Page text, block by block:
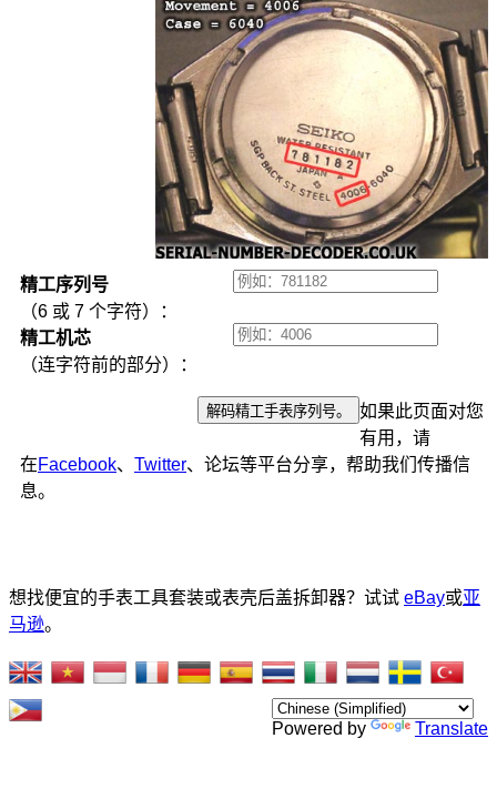
精工序列号
（6 或 7 个字符）：
精工机芯
（连字符前的部分）：
如果此页面对您
有用，请
在Facebook、 Twitter、论坛等平台分享，帮助我们传播信
息。
想找便宜的手表工具套装或表壳后盖拆卸器？试试 eBay或亚
马逊。
Powered by Translate